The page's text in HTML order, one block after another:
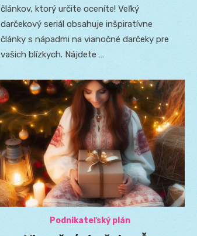
článkov, ktorý určite oceníte! Veľký
darčekový seriál obsahuje inšpiratívne
články s nápadmi na vianočné darčeky pre
vašich blízkych. Nájdete …
Podnikateľský plán